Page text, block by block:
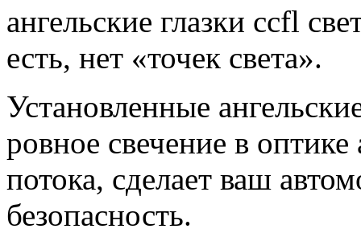
ангельские глазки ccfl
есть, нет «точек света».
Установленные
ровное свечение в
потока, сделает ваш
безопасность.